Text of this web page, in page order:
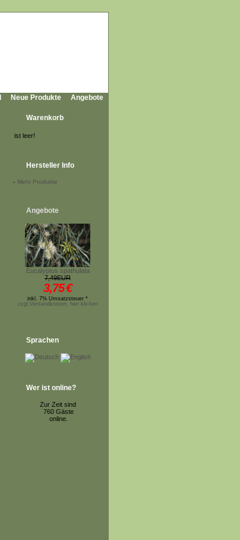
Neue Produkte Angebote
Warenkorb
ist leer!
Hersteller Info
- Mehr Produkte
Angebote
Eucalyptus spathulata
7,49EUR
3,75€
inkl. 7% Umsatzsteuer *
zzgl.Versandkosten, hier klicken
Sprachen
Wer ist online?
Zur Zeit sind
760 Gäste
online.